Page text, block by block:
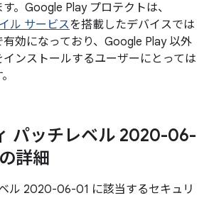
。Google Play プロテクトは、
ル サービスを搭載したデバイスでは
効になっており、Google Play 以外
ンストールするユーザーにとっては
パッチレベル 2020-06-
詳細
ル 2020-06-01 に該当するセキュリ